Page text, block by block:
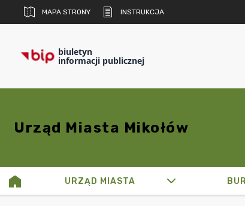
MAPA STRONY INSTRUKCJA
biuletyn
informacji publicznej
Urząd Miasta Mikołów
URZĄD MIASTA